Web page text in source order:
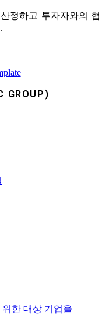
정하고 투자자와의 협
GROUP)
한 대상 기업을